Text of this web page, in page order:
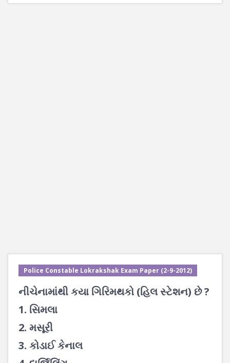
Police Constable Lokrakshak Exam Paper (2-9-2012)
નીચેનામાંથી કયા ગિરિમથકો (હિલ સ્ટેશન) છે ?
1. સિમલા
2. મસૂરી
3. કોડાઈ કેનાલ